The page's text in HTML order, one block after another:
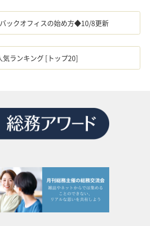
ックオフィスの始め方◆10/8更新
気ランキング [トップ20]